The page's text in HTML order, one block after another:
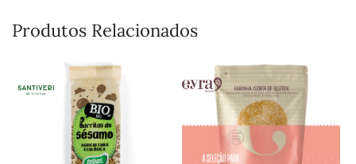
Produtos Relacionados